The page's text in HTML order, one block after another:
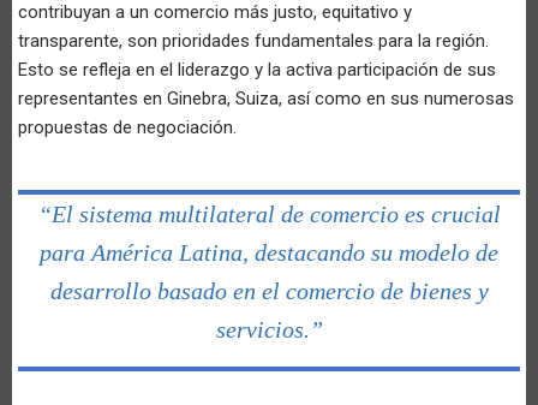
contribuyan a un comercio más justo, equitativo y
transparente, son prioridades fundamentales para la región.
Esto se refleja en el liderazgo y la activa participación de sus
representantes en Ginebra, Suiza, así como en sus numerosas
propuestas de negociación.
“El sistema multilateral de comercio es crucial
para América Latina, destacando su modelo de
desarrollo basado en el comercio de bienes y
servicios.”